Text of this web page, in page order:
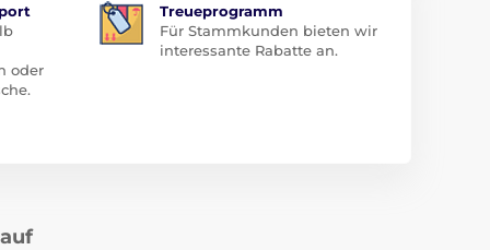
oder
Treueprogramm
Für Stammkunden bieten wir
interessante Rabatte an.